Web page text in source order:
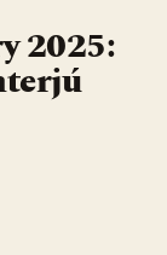
2025: